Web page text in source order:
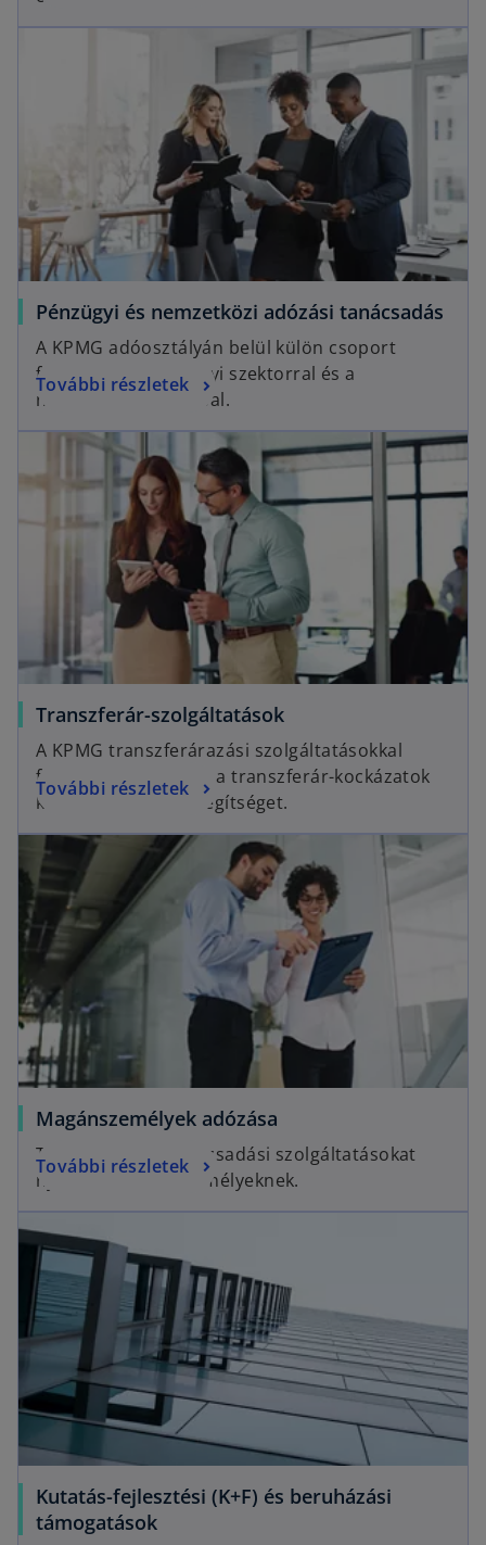
Pénzügyi és nemzetközi adózási tanácsadás
A KPMG adóosztályán belül külön csoport
foglalkozik a pénzügyi szektorral és a
nemzetközi adózással.
További részletek
Transzferár-szolgáltatások
A KPMG transzferárazási szolgáltatásokkal
foglalkozó csoportja a transzferár-kockázatok
kezelésében nyújt segítséget.
További részletek
Magánszemélyek adózása
Teljes körű adótanácsadási szolgáltatásokat
nyújtunk magánszemélyeknek.
További részletek
Kutatás-fejlesztési (K+F) és beruházási
támogatások